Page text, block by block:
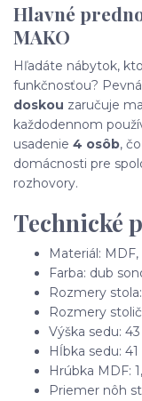
Hlavné
MAKO
Hľadáte nábytok,
funkčnosťou? Pevná
doskou zaručuje
každodennom
usadenie 4 osôb,
domácnosti pre
rozhovory.
Technické
Materiál:
Farba: dub
Rozmery
Rozmery
Výška sedu:
Hĺbka sedu:
Hrúbka MDF:
Priemer nôh